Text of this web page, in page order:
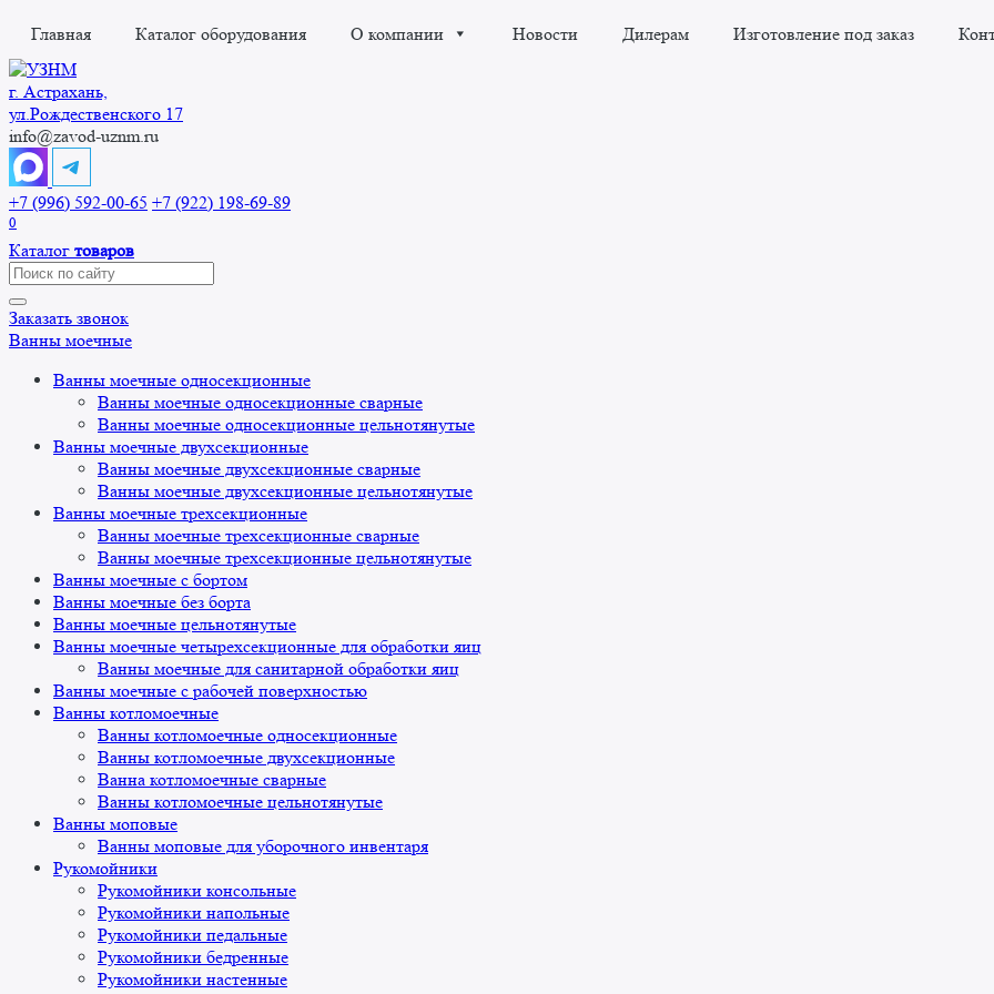
содержанию
Главная Каталог оборудования О компании Новости Дилерам Изготовление под заказ
г. Астрахань,
ул.Рождественского 17
info@zavod-uznm.ru
+7 (996) 592-00-65 +7 (922) 198-69-89
0
Каталог товаров
Search
for:
Заказать звонок
Ванны моечные
Ванны моечные односекционные
Ванны моечные односекционные сварные
Ванны моечные односекционные цельнотянутые
Ванны моечные двухсекционные
Ванны моечные двухсекционные сварные
Ванны моечные двухсекционные цельнотянутые
Ванны моечные трехсекционные
Ванны моечные трехсекционные сварные
Ванны моечные трехсекционные цельнотянутые
Ванны моечные с бортом
Ванны моечные без борта
Ванны моечные цельнотянутые
Ванны моечные четырехсекционные для обработки яиц
Ванны моечные для санитарной обработки яиц
Ванны моечные с рабочей поверхностью
Ванны котломоечные
Ванны котломоечные односекционные
Ванны котломоечные двухсекционные
Ванна котломоечные сварные
Ванны котломоечные цельнотянутые
Ванны моповые
Ванны моповые для уборочного инвентаря
Рукомойники
Рукомойники консольные
Рукомойники напольные
Рукомойники педальные
Рукомойники бедренные
Рукомойники настенные